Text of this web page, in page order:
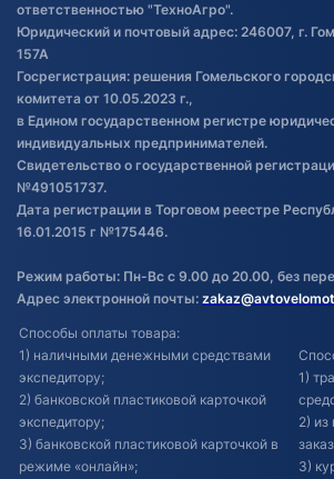
Обработка файлов cookie
Постановка транспорта на учет
Обновления в ЭПТС 2024
ответственностью "ТехноАгро".
Юридический и почтовый адрес: 246007, г.
157А
Госрегистрация: решения Гомельского
комитета от 10.05.2023 г.,
в Едином государственном регистре
индивидуальных предпринимателей.
Свидетельство о государственной
№491051737.
Дата регистрации в Торговом реестре
16.01.2015 г №175446.
Режим работы: Пн-Вс с 9.00 до 20.00, без
Адрес электронной почты:
Способы оплаты товара:
1) наличными денежными средствами
экспедитору;
2) банковской пластиковой карточкой
экспедитору;
3) банковской пластиковой карточкой в
режиме «онлайн»;
1)
2) из
3)